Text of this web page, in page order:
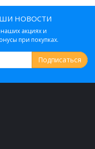
НОВОСТИ
акциях и
при покупках.